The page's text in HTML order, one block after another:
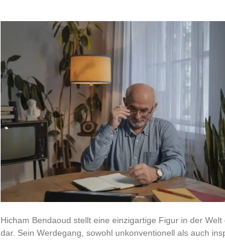
Hicham Bendaoud stellt eine einzigartige Figur in der
dar. Sein Werdegang, sowohl unkonventionell als auch